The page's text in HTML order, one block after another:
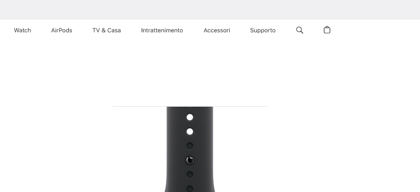
Watch AirPods TV & Casa Intrattenimento Accessori Supporto